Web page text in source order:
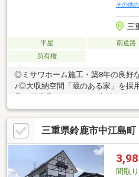
その他
三
平屋 南道路
所有権
◎ミサワホーム施工・築8年の良好
♪◎大収納空間「蔵のある家」を採
品、備蓄品までたっぷり収納可能
る、ミサワホームならではの設計
まで徒歩5分と、子育て世帯にうれ
三重県鈴鹿市中江島
間取り